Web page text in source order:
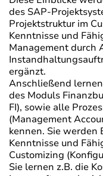
des SAP-
Projektstruktur im
Kenntnisse und
Management durch
ergänzt.
Anschließend
des Moduls
FI), sowie alle
(Management
kennen. Sie werden
Kenntnisse und
Customizing
Sie lernen z.B. die